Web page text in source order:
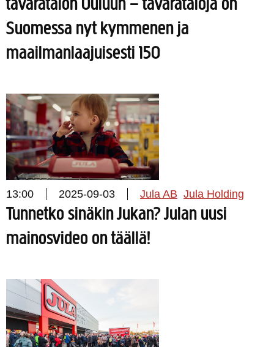
tavaratalon Ouluun – tavarataloja on
Suomessa nyt kymmenen ja
maailmanlaajuisesti 150
13:00 2025-09-03 Jula AB Jula Holding
Tunnetko sinäkin Jukan? Julan uusi
mainosvideo on täällä!